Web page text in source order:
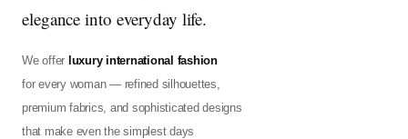
elegance into everyday life.
We offer luxury international fashion
for every woman — refined silhouettes,
premium fabrics, and sophisticated designs
that make even the simplest days